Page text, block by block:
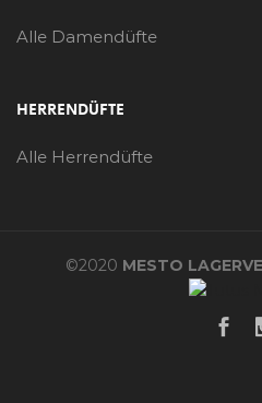
Alle Damendüfte
HERRENDÜFTE
Alle Herrendüfte
©2020 MESTO